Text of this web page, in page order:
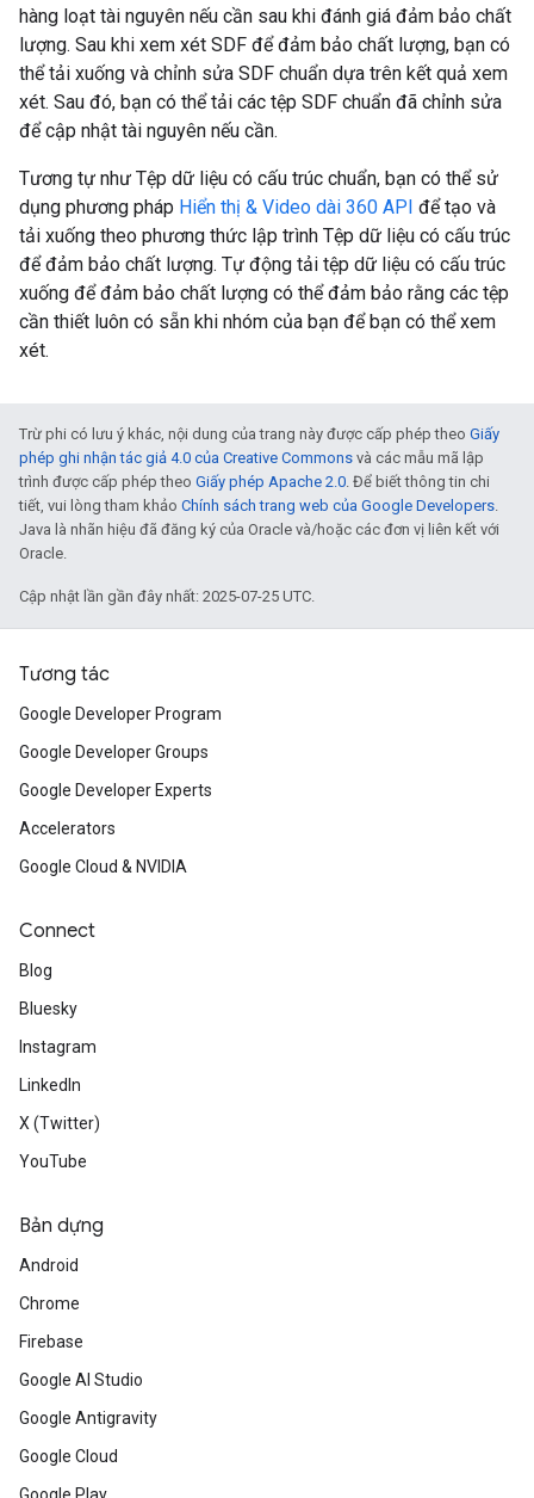
hàng loạt tài nguyên nếu cần sau khi đánh giá đảm bảo chất
lượng. Sau khi xem xét SDF để đảm bảo chất lượng, bạn có
thể tải xuống và chỉnh sửa SDF chuẩn dựa trên kết quả xem
xét. Sau đó, bạn có thể tải các tệp SDF chuẩn đã chỉnh sửa
để cập nhật tài nguyên nếu cần.
Tương tự như Tệp dữ liệu có cấu trúc chuẩn, bạn có thể sử
dụng phương pháp Hiển thị & Video dài 360 API để tạo và
tải xuống theo phương thức lập trình Tệp dữ liệu có cấu trúc
để đảm bảo chất lượng. Tự động tải tệp dữ liệu có cấu trúc
xuống để đảm bảo chất lượng có thể đảm bảo rằng các tệp
cần thiết luôn có sẵn khi nhóm của bạn để bạn có thể xem
xét.
Trừ phi có lưu ý khác, nội dung của trang này được cấp phép theo Giấy
phép ghi nhận tác giả 4.0 của Creative Commons và các mẫu mã lập
trình được cấp phép theo Giấy phép Apache 2.0. Để biết thông tin chi
tiết, vui lòng tham khảo Chính sách trang web của Google Developers.
Java là nhãn hiệu đã đăng ký của Oracle và/hoặc các đơn vị liên kết với
Oracle.
Cập nhật lần gần đây nhất: 2025-07-25 UTC.
Tương tác
Google Developer Program
Google Developer Groups
Google Developer Experts
Accelerators
Google Cloud & NVIDIA
Connect
Blog
Bluesky
Instagram
LinkedIn
X (Twitter)
YouTube
Bản dựng
Android
Chrome
Firebase
Google AI Studio
Google Antigravity
Google Cloud